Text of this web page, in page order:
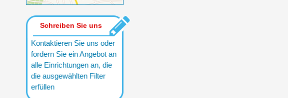
Schreiben Sie uns
Kontaktieren Sie uns oder
fordern Sie ein Angebot an
alle Einrichtungen an, die
die ausgewählten Filter
erfüllen